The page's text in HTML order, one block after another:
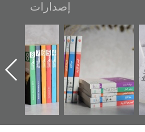
إصدارات
تصنيف موضوعي
للوثائق البريطانية
يقدمه «مركز أوال»
في سلسلة من 5
كتب
تصدر حصاد
الساحات 2019